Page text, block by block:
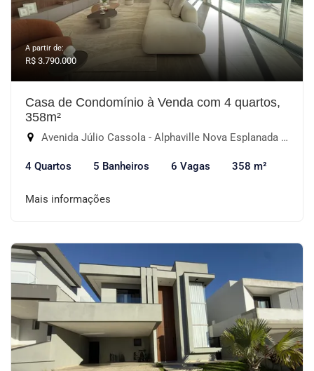
A partir de:
R$ 3.790.000
Casa de Condomínio à Venda com 4 quartos,
358m²
Avenida Júlio Cassola - Alphaville Nova Esplanada III, Votorantim-SP
4 Quartos 5 Banheiros 6 Vagas 358 m²
Mais informações